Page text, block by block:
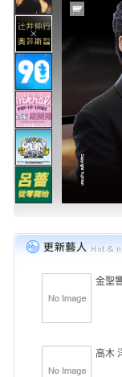
金聖
高木